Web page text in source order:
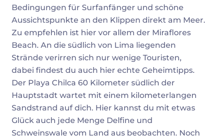
Bedingungen für Surfanfänger und schöne
Aussichtspunkte an den Klippen direkt am Meer.
Zu empfehlen ist hier vor allem der Miraflores
Beach. An die südlich von Lima liegenden
Strände verirren sich nur wenige Touristen,
dabei findest du auch hier echte Geheimtipps.
Der Playa Chilca 60 Kilometer südlich der
Hauptstadt wartet mit einem kilometerlangen
Sandstrand auf dich. Hier kannst du mit etwas
Glück auch jede Menge Delfine und
Schweinswale vom Land aus beobachten. Noch